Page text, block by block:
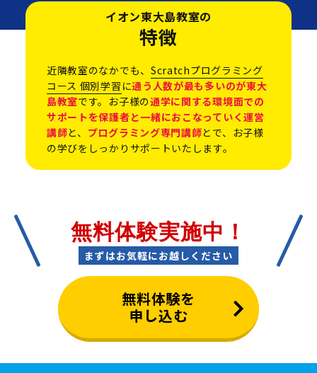
イオン東大島教室の
特徴
近隣教室のなかでも、 Scratchプログラミング
コース 個別学習 に通う人数が最も多いのが東大
島教室です。お子様の通学に関する環境面での
サポートを保護者と一緒におこなっていく運営
講師と、 プログラミング専門講師とで、お子様
の学びをしっかりサポートいたします。
無料体験実施中！
まずはお気軽にお越しください
無料体験を
申し込む